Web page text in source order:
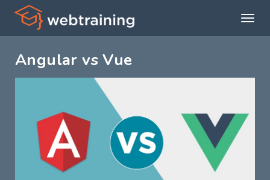
Angular vs Vue